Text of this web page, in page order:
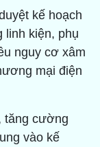
kế hoạch
linh kiện, phụ
nguy cơ xâm
mại điện
tăng cường
vào kế